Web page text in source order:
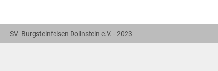
SV- Burgsteinfelsen Dollnstein e.V. - 2023